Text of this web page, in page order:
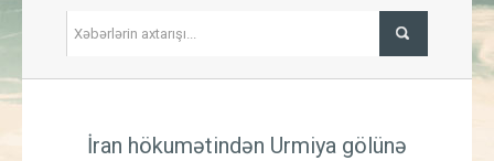
İqtisadiyyat
İran hökumətindən Urmiya gölünə